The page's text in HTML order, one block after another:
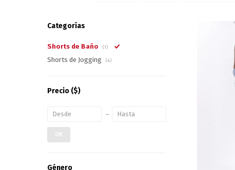
Categorías
Shorts de Baño (1)
Shorts de Jogging (4)
Precio ($)
OK
Género